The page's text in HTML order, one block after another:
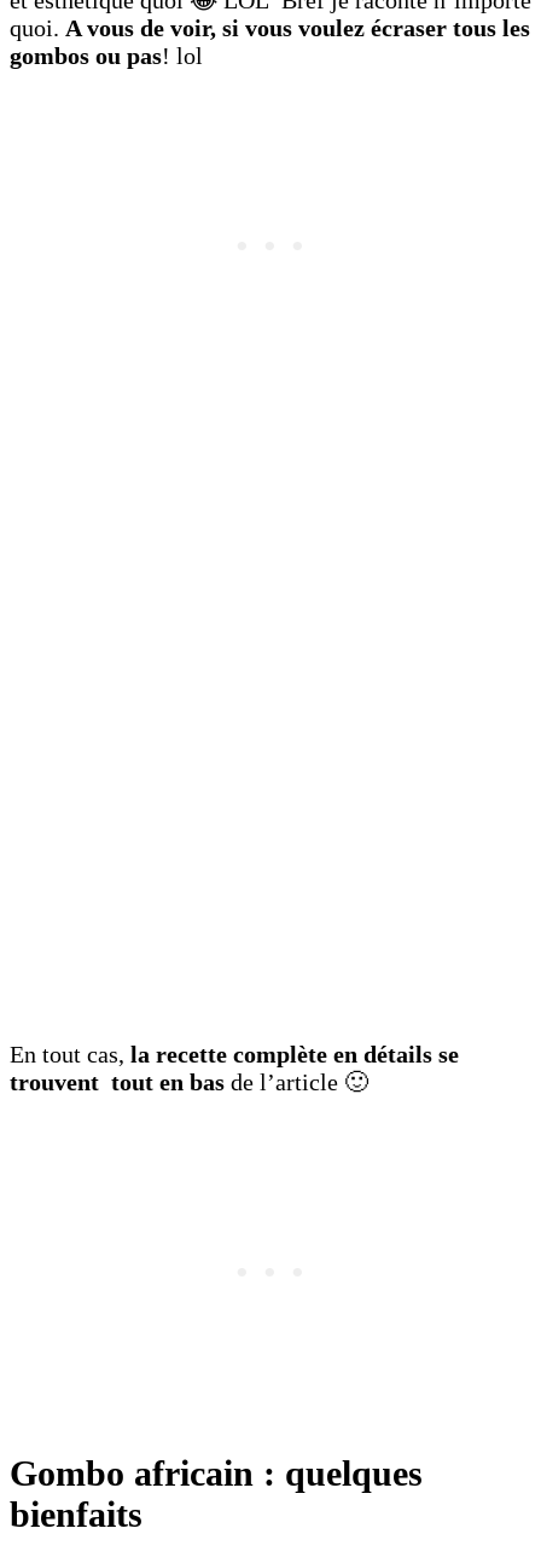
quoi. A vous de voir, si vous voulez écraser tous les
gombos ou pas! lol
En tout cas, la recette complète en détails se
trouvent tout en bas de l’article 🙂
Gombo africain : quelques
bienfaits